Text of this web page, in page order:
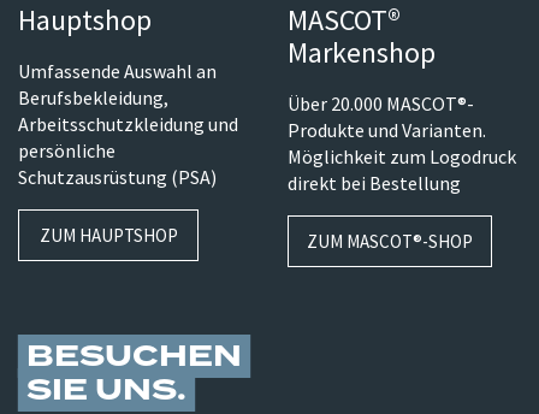
Hauptshop
Umfassende Auswahl an
Berufsbekleidung,
Arbeitsschutzkleidung und
persönliche
Schutzausrüstung (PSA)
ZUM HAUPTSHOP
MASCOT®
Markenshop
Über 20.000 MASCOT®-
Produkte und Varianten.
Möglichkeit zum Logodruck
direkt bei Bestellung
ZUM MASCOT®-SHOP
BESUCHEN
SIE UNS